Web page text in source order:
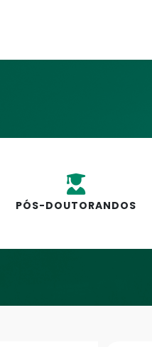
PÓS-DOUTORANDOS